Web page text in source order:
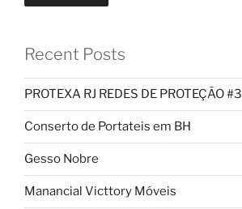
Recent Posts
PROTEXA RJ REDES DE PROTEÇÃO #3
Conserto de Portateis em BH
Gesso Nobre
Manancial Victtory Móveis